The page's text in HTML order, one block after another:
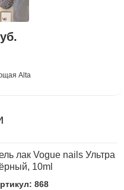
Alta
лак Vogue nails Ультра
10ml
868